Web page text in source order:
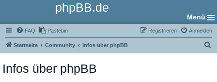
phpBB.de
Menü
FAQ Pastebin Anmelden
Registrieren
Startseite Community Infos über phpBB
Infos über phpBB